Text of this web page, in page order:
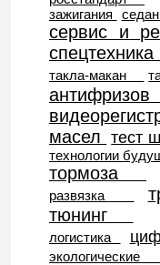
зажигания
седан
сервис и
такла-макан
масел
тест
технологии
тормоза
развязка
тюнинг
логистика